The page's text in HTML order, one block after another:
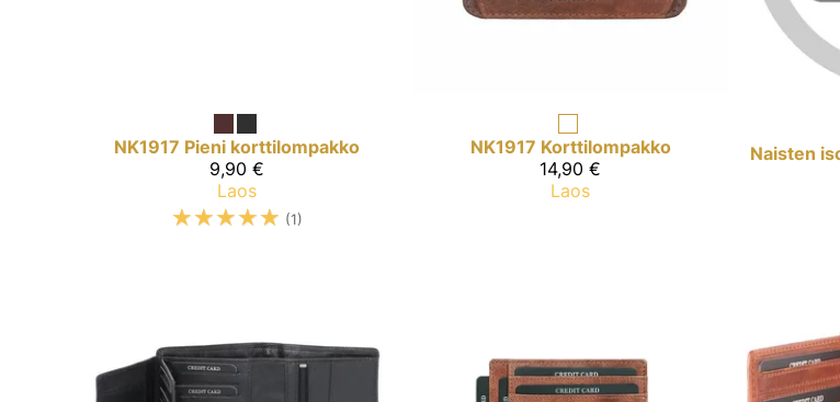
NK1917 Pieni korttilompakko
9,90 €
Laos
☆☆☆☆☆ (1)
NK1917 Korttilompakko
14,90 €
Laos